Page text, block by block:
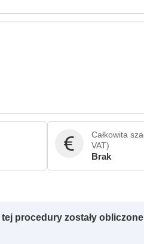
Całkowita
VAT)
Brak
procedury zostały